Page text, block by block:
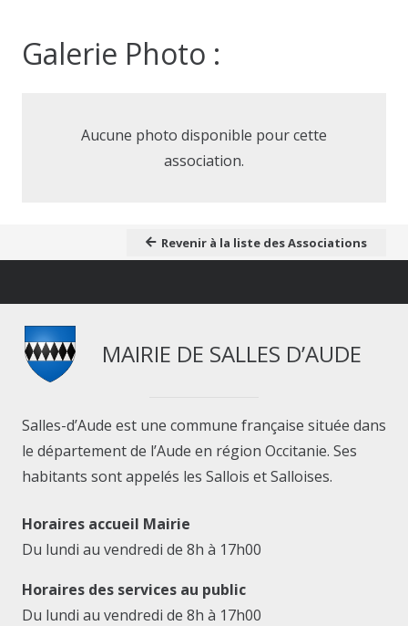
Galerie Photo :
Aucune photo disponible pour cette
association.
Revenir à la liste des Associations
MAIRIE DE SALLES D’AUDE
Salles-d’Aude est une commune française située dans
le département de l’Aude en région Occitanie. Ses
habitants sont appelés les Sallois et Salloises.
Horaires accueil Mairie
Du lundi au vendredi de 8h à 17h00
Horaires des services au public
Du lundi au vendredi de 8h à 17h00